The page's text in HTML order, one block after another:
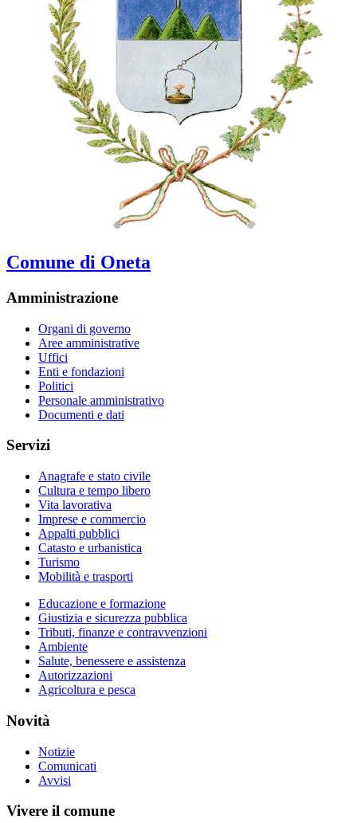
Comune di Oneta
Amministrazione
Organi di governo
Aree amministrative
Uffici
Enti e fondazioni
Politici
Personale amministrativo
Documenti e dati
Servizi
Anagrafe e stato civile
Cultura e tempo libero
Vita lavorativa
Imprese e commercio
Appalti pubblici
Catasto e urbanistica
Turismo
Mobilità e trasporti
Educazione e formazione
Giustizia e sicurezza pubblica
Tributi, finanze e contravvenzioni
Ambiente
Salute, benessere e assistenza
Autorizzazioni
Agricoltura e pesca
Novità
Notizie
Comunicati
Avvisi
Vivere il comune